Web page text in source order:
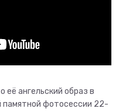
ангельский образ в
памятной фотосессии 22-